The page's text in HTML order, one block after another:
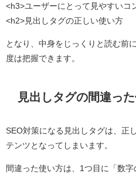
<h3>ユーザーにとって見やすいコ
<h2>見出しタグの正しい使い方
となり、中身をじっくりと読む前
度は把握できます。
見出しタグの間違っ
SEO対策になる見出しタグは、正
テンツとなってしまいます。
間違った使い方は、1つ目に「数